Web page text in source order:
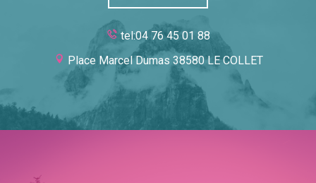
tel:04 76 45 01 88
Place Marcel Dumas 38580 LE COLLET